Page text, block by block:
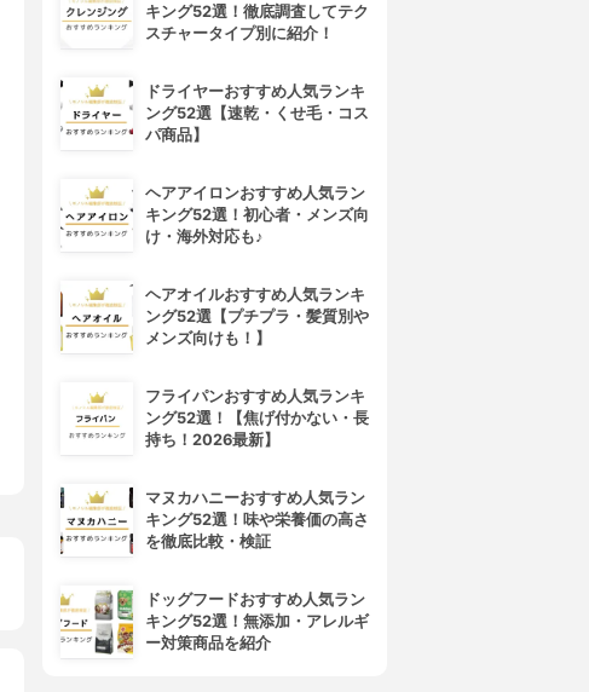
キング52選！徹底調査してテク
スチャータイプ別に紹介！
ドライヤーおすすめ人気ランキ
ング52選【速乾・くせ毛・コス
パ商品】
ヘアアイロンおすすめ人気ラン
キング52選！初心者・メンズ向
け・海外対応も♪
ヘアオイルおすすめ人気ランキ
ング52選【プチプラ・髪質別や
メンズ向けも！】
フライパンおすすめ人気ランキ
ング52選！【焦げ付かない・長
持ち！2026最新】
マヌカハニーおすすめ人気ラン
キング52選！味や栄養価の高さ
を徹底比較・検証
ドッグフードおすすめ人気ラン
キング52選！無添加・アレルギ
ー対策商品を紹介